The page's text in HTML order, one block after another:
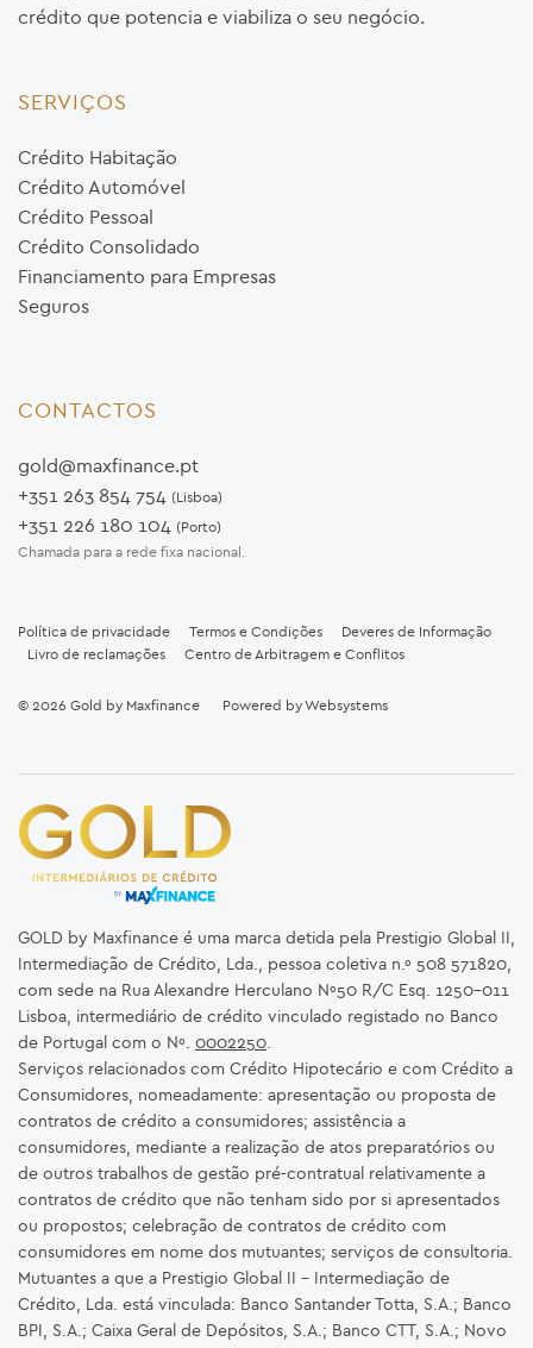
crédito que potencia e viabiliza o seu negócio.
SERVIÇOS
Crédito Habitação
Crédito Automóvel
Crédito Pessoal
Crédito Consolidado
Financiamento para Empresas
Seguros
CONTACTOS
gold@maxfinance.pt
+351 263 854 754 (Lisboa)
+351 226 180 104 (Porto)
Chamada para a rede fixa nacional.
Política de privacidade Termos e Condições
Deveres de Informação
Livro de reclamações
Centro de Arbitragem e Conflitos
© 2026 Gold by Maxfinance Powered byWebsystems
GOLD by Maxfinance é uma marca detida pela Prestigio Global II,
Intermediação de Crédito, Lda., pessoa coletiva n.º 508 571820,
com sede na Rua Alexandre Herculano Nº50 R/C Esq. 1250-011
Lisboa, intermediário de crédito vinculado registado no Banco
de Portugal com o Nº. 0002250.
Serviços relacionados com Crédito Hipotecário e com Crédito a
Consumidores, nomeadamente: apresentação ou proposta de
contratos de crédito a consumidores; assistência a
consumidores, mediante a realização de atos preparatórios ou
de outros trabalhos de gestão pré-contratual relativamente a
contratos de crédito que não tenham sido por si apresentados
ou propostos; celebração de contratos de crédito com
consumidores em nome dos mutuantes; serviços de consultoria.
Mutuantes a que a Prestigio Global II – Intermediação de
Crédito, Lda. está vinculada: Banco Santander Totta, S.A.; Banco
BPI, S.A.; Caixa Geral de Depósitos, S.A.; Banco CTT, S.A.; Novo